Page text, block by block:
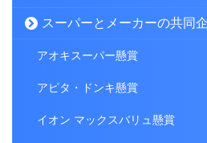
スーパーとメーカーの共同
アオキスーパー懸賞
アピタ・ドンキ懸賞
イオン マックスバリュ懸賞